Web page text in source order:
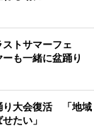
トサマーフェ
も一緒に盆踊り
り大会復活 「地域
たい」